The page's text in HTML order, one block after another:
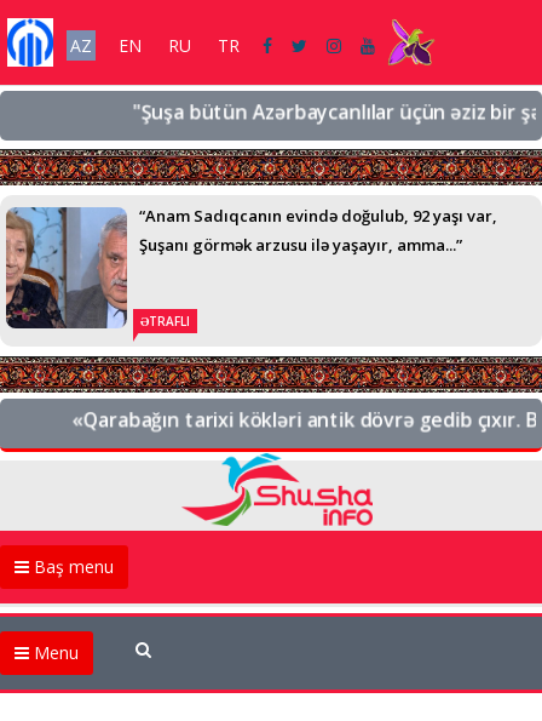
AZ EN RU TR
"Şuşa bütün Azərbaycanlılar üçün əziz bir
“Anam Sadıqcanın evində doğulub, 92 yaşı var,
Şuşanı görmək arzusu ilə yaşayır, amma...”
ƏTRAFLI
«Qarabağın tarixi kökləri antik dövrə gedib çıxır.
Baş menu
Menu